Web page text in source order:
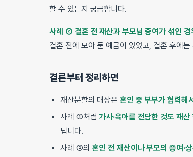
할 수 있는지 궁금합니다.
사례 ② 결혼 전 재산과 부모님 증여가 섞인 경
결혼 전에 모아 둔 예금이 있었고, 결혼 후에
결론부터 정리하면
재산분할의 대상은 혼인 중 부부가 협력해
사례 ①처럼 가사·육아를 전담한 것도 재산
닙니다.
사례 ②의 혼인 전 재산이나 부모의 증여·